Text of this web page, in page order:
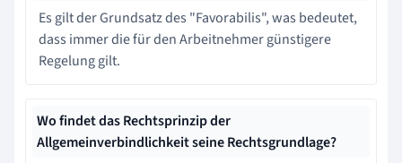
Es gilt der Grundsatz des "Favorabilis", was bedeutet,
dass immer die für den Arbeitnehmer günstigere
Regelung gilt.
Wo findet das Rechtsprinzip der
Allgemeinverbindlichkeit seine Rechtsgrundlage?